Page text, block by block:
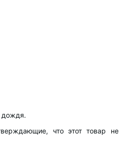
дождя.
что этот товар не